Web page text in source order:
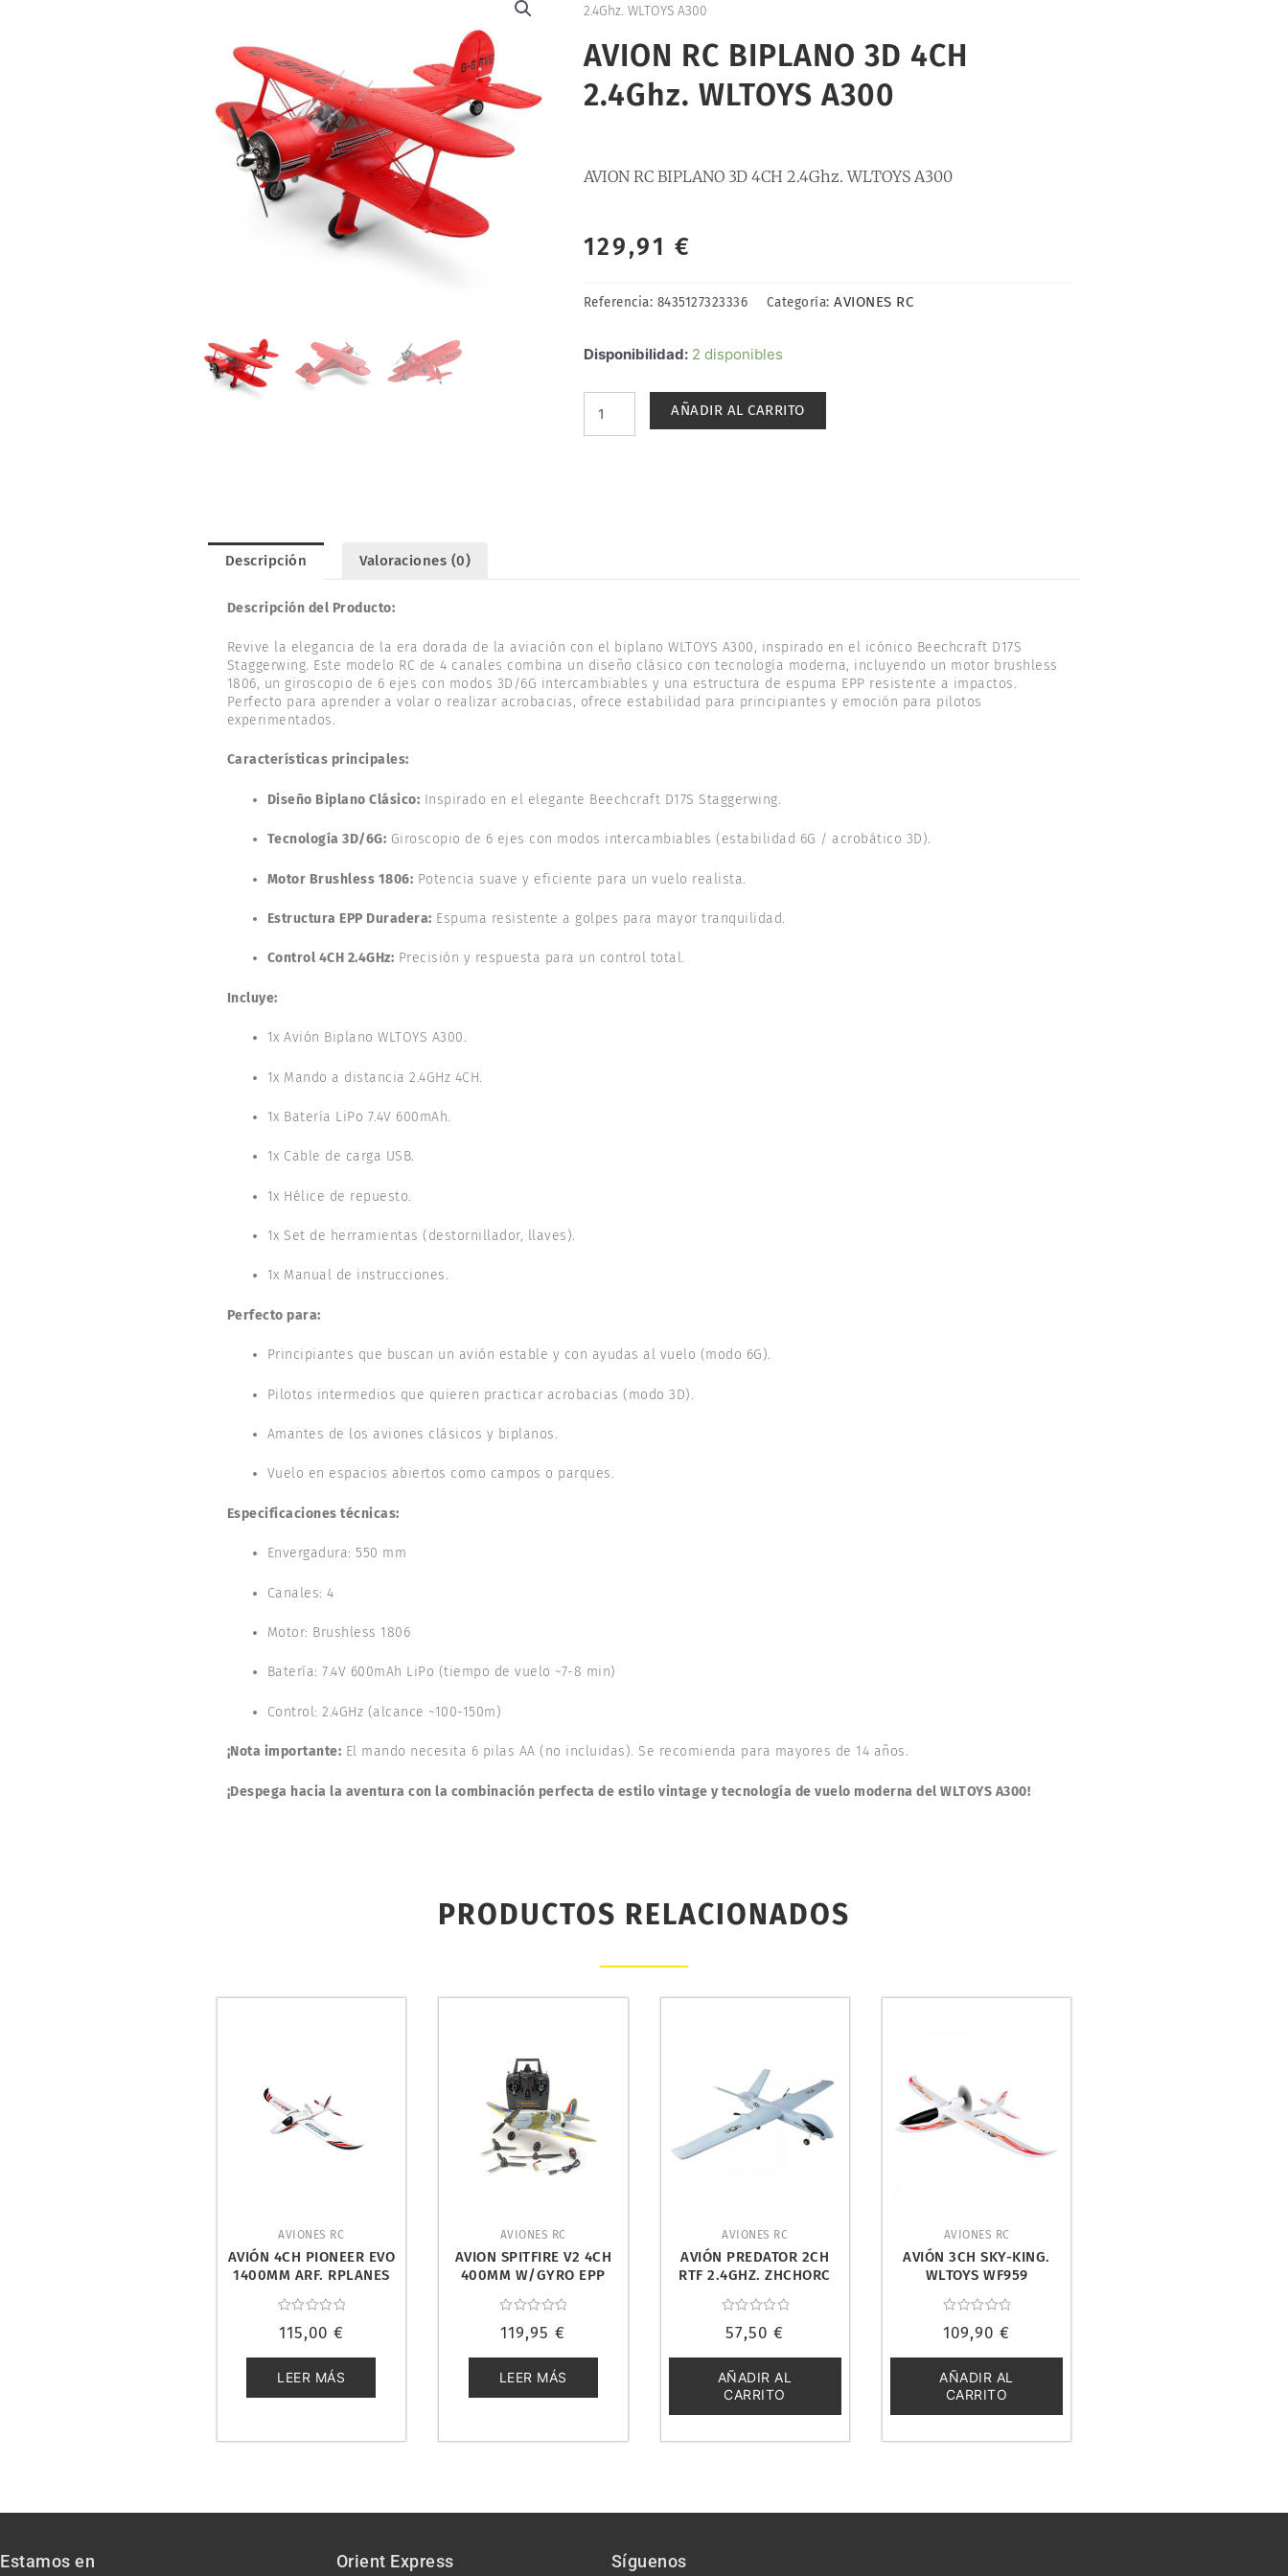
2.4Ghz. WLTOYS A300
AVION RC BIPLANO 3D 4CH
2.4Ghz. WLTOYS A300
AVION RC BIPLANO 3D 4CH 2.4Ghz. WLTOYS A300
129,91 €
Referencia: 8435127323336 Categoría:AVIONES RC
Disponibilidad: 2 disponibles
AVION
3D
AÑADIR AL CARRITO
Descripción Valoraciones (0)
Descripción del Producto:
Revive la elegancia de la era dorada de la aviación con el biplano WLTOYS A300, inspirado en el icónico Beechcraft D17S
Staggerwing. Este modelo RC de 4 canales combina un diseño clásico con tecnología moderna, incluyendo un motor brushless
1806, un giroscopio de 6 ejes con modos 3D/6G intercambiables y una estructura de espuma EPP resistente a impactos.
Perfecto para aprender a volar o realizar acrobacias, ofrece estabilidad para principiantes y emoción para pilotos
experimentados.
Características principales:
Diseño Biplano Clásico: Inspirado en el elegante Beechcraft D17S Staggerwing.
Tecnología 3D/6G: Giroscopio de 6 ejes con modos intercambiables (estabilidad 6G / acrobático 3D).
Motor Brushless 1806: Potencia suave y eficiente para un vuelo realista.
Estructura EPP Duradera: Espuma resistente a golpes para mayor tranquilidad.
Control 4CH 2.4GHz: Precisión y respuesta para un control total.
Incluye:
1x Avión Biplano WLTOYS A300.
1x Mando a distancia 2.4GHz 4CH.
1x Batería LiPo 7.4V 600mAh.
1x Cable de carga USB.
1x Hélice de repuesto.
1x Set de herramientas (destornillador, llaves).
1x Manual de instrucciones.
Perfecto para:
Principiantes que buscan un avión estable y con ayudas al vuelo (modo 6G).
Pilotos intermedios que quieren practicar acrobacias (modo 3D).
Amantes de los aviones clásicos y biplanos.
Vuelo en espacios abiertos como campos o parques.
Especificaciones técnicas:
Envergadura: 550 mm
Canales: 4
Motor: Brushless 1806
Batería: 7.4V 600mAh LiPo (tiempo de vuelo ~7-8 min)
Control: 2.4GHz (alcance ~100-150m)
¡Nota importante: El mando necesita 6 pilas AA (no incluidas). Se recomienda para mayores de 14 años.
¡Despega hacia la aventura con la combinación perfecta de estilo vintage y tecnología de vuelo moderna del WLTOYS A300!
PRODUCTOS RELACIONADOS
AVIONES RC
AVIÓN 4CH PIONEER EVO
1400MM ARF. RPLANES
con
de
5
115,00 €
LEER MÁS
AVIONES RC
AVION SPITFIRE V2 4CH
400MM W/GYRO EPP
con
de
5
119,95€
LEER MÁS
AVIONES RC
AVIÓN PREDATOR 2CH
RTF 2.4GHZ. ZHCHORC
con
de
5
57,50€
AÑADIR AL
CARRITO
AVIONES RC
AVIÓN 3CH SKY-KING.
WLTOYS WF959
con
de
5
109,90€
AÑADIR AL
CARRITO
Estamos en Orient Express Síguenos